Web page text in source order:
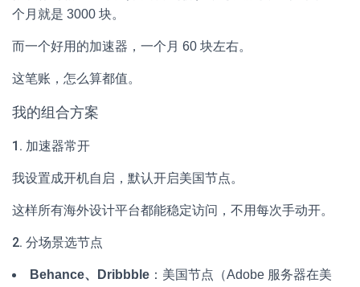
个月就是 3000 块。
而一个好用的加速器，一个月 60 块左右。
这笔账，怎么算都值。
我的组合方案
1. 加速器常开
我设置成开机自启，默认开启美国节点。
这样所有海外设计平台都能稳定访问，不用每次手动开。
2. 分场景选节点
Behance、Dribbble ：美国节点（Adobe 服务器在美